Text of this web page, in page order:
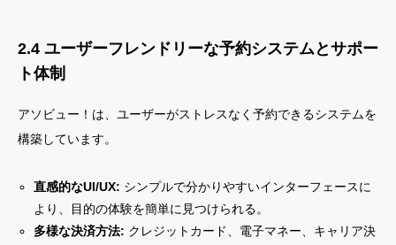
2.4 ユーザーフレンドリーな予約システムとサポー
ト体制
アソビュー！は、ユーザーがストレスなく予約できるシステムを
構築しています。
直感的なUI/UX: シンプルで分かりやすいインターフェースに
より、目的の体験を簡単に見つけられる。
多様な決済方法: クレジットカード、電子マネー、キャリア決